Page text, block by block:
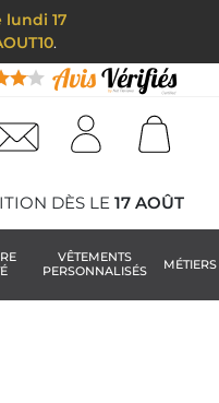
lundi 17
.
DÈS LE 17 AOÛT
VÊTEMENTS
PERSONNALISÉS
MÉTIERS